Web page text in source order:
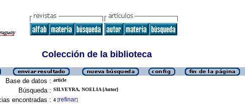
Colección de la biblioteca
Base de datos : article
Búsqueda : SILVEYRA, NOELIA [Autor]
encontradas : 4 [refinar]